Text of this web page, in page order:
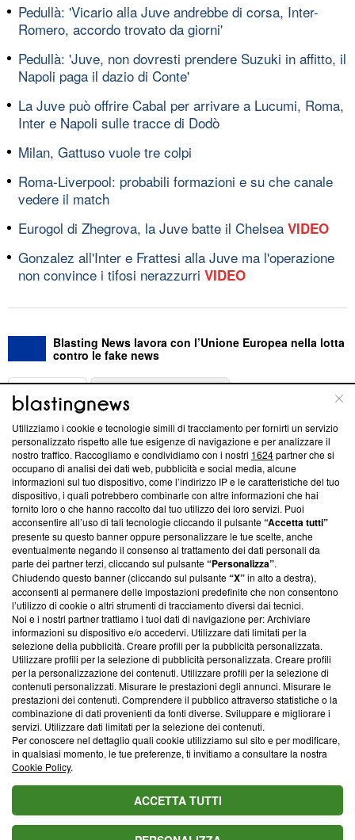
Pedullà: 'Vicario alla Juve andrebbe di corsa, Inter-
Romero, accordo trovato da giorni'
Pedullà: 'Juve, non dovresti prendere Suzuki in affitto, il
Napoli paga il dazio di Conte'
La Juve può offrire Cabal per arrivare a Lucumi, Roma,
Inter e Napoli sulle tracce di Dodò
Milan, Gattuso vuole tre colpi
Roma-Liverpool: probabili formazioni e su che canale
vedere il match
Eurogol di Zhegrova, la Juve batte il Chelsea VIDEO
Gonzalez all'Inter e Frattesi alla Juve ma l'operazione
non convince i tifosi nerazzurri VIDEO
Blasting News lavora con l’Unione Europea nella lotta
contro le fake news
ABOUT
Questa sezione offre informazioni trasparenti su Blasting
News, sui nostri processi editoriali e su come ci impegniamo a
creare news di qualità. Inoltre, afferma la nostra aderenza a
‘Trust Project - News with Integrity’Blasting News non è
ancora membro del programma, ma ha richiesto di farne
parte; Trust Project non ha ancora effettuato una verifica di
conformità agli standard.
Su di noi
Team editoriale
Corporate
Redazione
Informativa Privacy
Cookie Policy
Blasting SA, IDI CHE-247.845.224, Via Carlo Frasca, 3 - 6900
Lugano (Svizzera) Tel:+39 0690258937
© 2026 Blasting News
Utilizziamo i cookie e tecnologie simili di tracciamento per fornirti un servizio
personalizzato rispetto alle tue esigenze di navigazione e per analizzare il
nostro traffico. Raccogliamo e condividiamo con i nostri 1624partner che si
occupano di analisi dei dati web, pubblicità e social media, alcune
informazioni sul tuo dispositivo, come l’indirizzo IP e le caratteristiche del tuo
dispositivo, i quali potrebbero combinarle con altre informazioni che hai
fornito loro o che hanno raccolto dal tuo utilizzo dei loro servizi. Puoi
acconsentire all’uso di tali tecnologie cliccando il pulsante“Accetta tutti”
presente su questo banner oppure personalizzare le tue scelte, anche
eventualmente negando il consenso al trattamento dei dati personali da
parte dei partner terzi, cliccando sul pulsante“Personalizza”.
Chiudendo questo banner (cliccando sul pulsante“X”in alto a destra),
acconsenti al permanere delle impostazioni predefinite che non consentono
l’utilizzo di cookie o altri strumenti di tracciamento diversi dai tecnici.
Noi e i nostri partner trattiamo i tuoi dati di navigazione per: Archiviare
informazioni su dispositivo e/o accedervi. Utilizzare dati limitati per la
selezione della pubblicità. Creare profili per la pubblicità personalizzata.
Utilizzare profili per la selezione di pubblicità personalizzata. Creare profili
per la personalizzazione dei contenuti. Utilizzare profili per la selezione di
contenuti personalizzati. Misurare le prestazioni degli annunci. Misurare le
prestazioni dei contenuti. Comprendere il pubblico attraverso statistiche o la
combinazione di dati provenienti da fonti diverse. Sviluppare e migliorare i
servizi. Utilizzare dati limitati per la selezione dei contenuti.
Per conoscere nel dettaglio quali cookie utilizziamo sul sito e per modificare,
in qualsiasi momento, le tue preferenze, ti invitiamo a consultare la nostra
Cookie Policy.
ACCETTA TUTTI